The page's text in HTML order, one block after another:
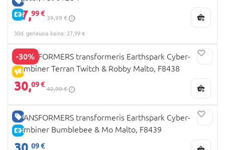
E-KAINA
27,99 €
39,99 €
30d. geriausia kaina: 27,99 €
-30%
IŠPARDAVIMAS
TRANSFORMERS transformeris Earthspark Cyber-
Combiner Terran Twitch & Robby Malto, F8438
30,09 €
42,99 €
GERA KAINA
E-KAINA
TRANSFORMERS transformeris Earthspark Cyber-
Combiner Bumblebee & Mo Malto, F8439
09 €